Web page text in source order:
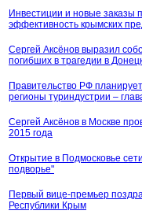
Инвестиции и новые заказы
эффективность крымских
Сергей Аксёнов выразил
погибших в трагедии в
Правительство РФ
регионы туриндустрии –
Сергей Аксёнов в Москве
2015 года
Открытие в Подмосковье
подворье"
Первый вице-премьер
Республики Крым